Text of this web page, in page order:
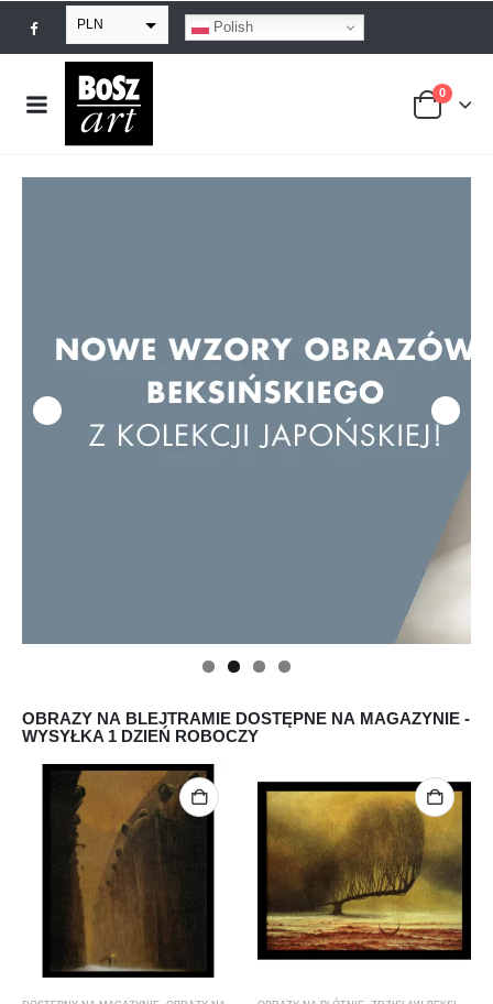
PLN
EUR
USD
Polish
0
OBRAZY NA BLEJTRAMIE DOSTĘPNE NA MAGAZYNIE -
WYSYŁKA 1 DZIEŃ ROBOCZY